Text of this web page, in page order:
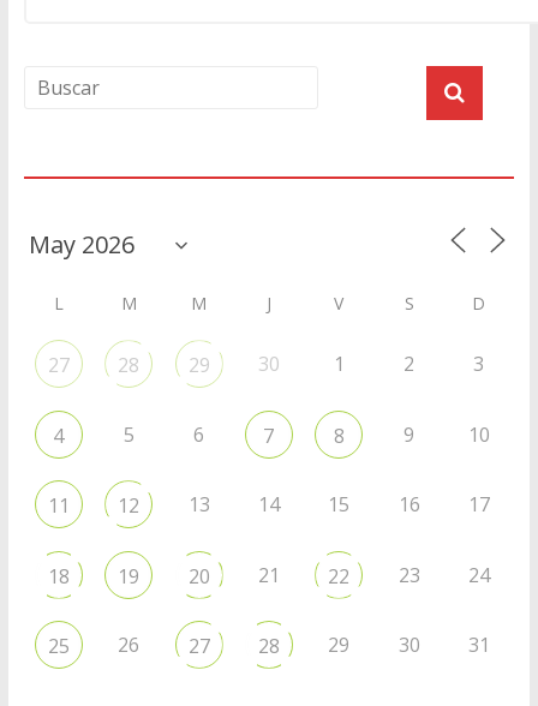
L M M J V S D
27 28 29 30 1 2 3
4 5 6 7 8 9 10
11 12 13 14 15 16 17
18 19 20 21 22 23 24
25 26 27 28 29 30 31